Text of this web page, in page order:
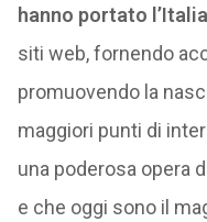
hanno portato
siti web, fornendo
promuovendo la
maggiori punti di
una poderosa opera
e che oggi sono il